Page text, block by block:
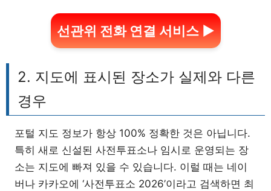
선관위 전화 연결 서비스 ▶
2. 지도에 표시된 장소가 실제와 다른
경우
포털 지도 정보가 항상 100% 정확한 것은 아닙니다.
특히 새로 신설된 사전투표소나 임시로 운영되는 장
소는 지도에 빠져 있을 수 있습니다. 이럴 때는 네이
버나 카카오에 ‘사전투표소 2026’이라고 검색하면 최